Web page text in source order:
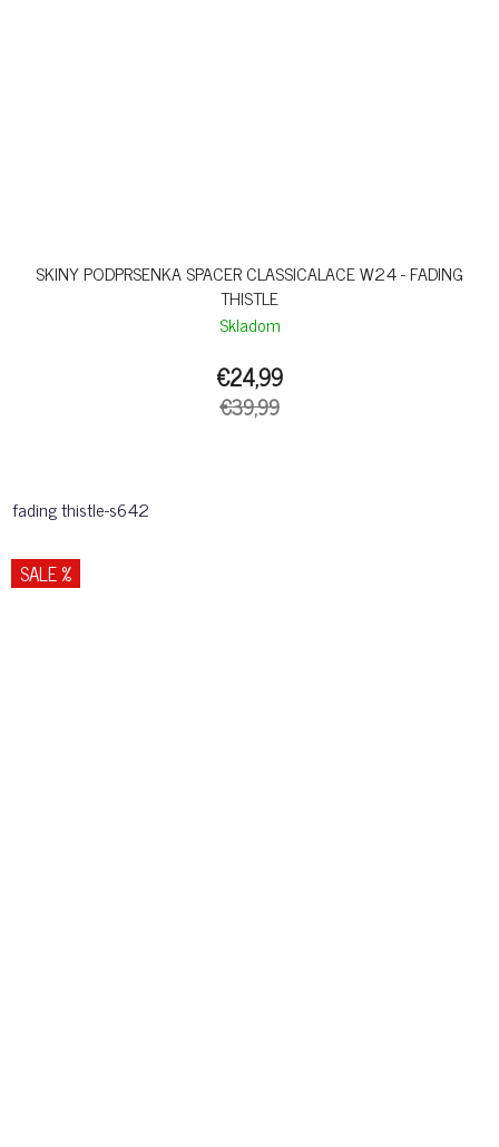
SKINY PODPRSENKA SPACER CLASSICALACE W24 - FADING
THISTLE
Skladom
€24,99
€39,99
fading thistle-s642
SALE %